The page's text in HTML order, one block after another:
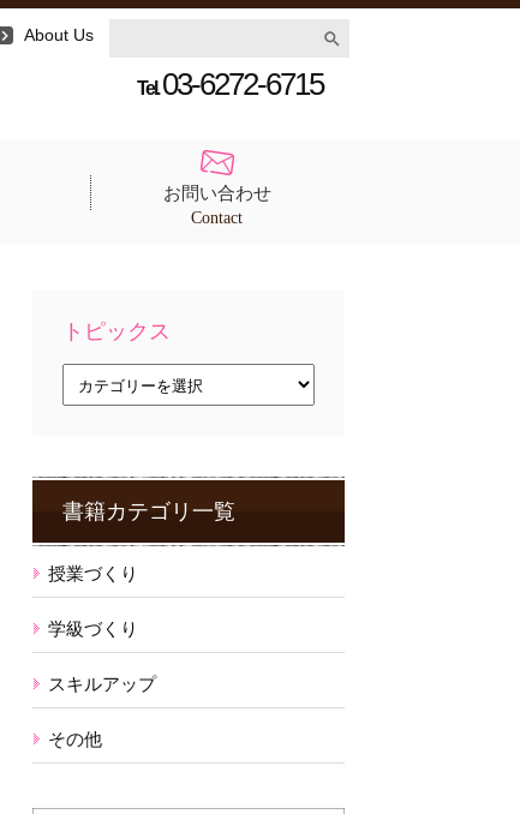
About Us
Tel. 03-6272-6715
お問い合わせ
Contact
トピックス
ス
書籍カテゴリ一覧
授業づくり
学級づくり
スキルアップ
その他